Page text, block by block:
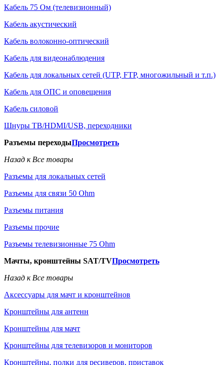
Кабель 75 Ом (телевизионный)
Кабель акустический
Кабель волоконно-оптический
Кабель для видеонаблюдения
Кабель для локальных сетей (UTP, FTP, многожильный и т.п.)
Кабель для ОПС и оповещения
Кабель силовой
Шнуры ТВ/HDMI/USB, переходники
Разъемы переходыПросмотреть
Назад к Все товары
Разъемы для локальных сетей
Разъемы для связи 50 Ohm
Разъемы питания
Разъемы прочие
Разъемы телевизионные 75 Ohm
Мачты, кронштейны SAT/TVПросмотреть
Назад к Все товары
Аксессуары для мачт и кронштейнов
Кронштейны для антенн
Кронштейны для мачт
Кронштейны для телевизоров и мониторов
Кронштейны, полки для ресиверов, приставок